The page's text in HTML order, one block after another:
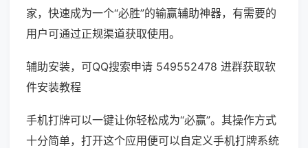
家，快速成为一个“必胜”的输赢辅助神器，有需要的
用户可通过正规渠道获取使用。
辅助安装，可QQ搜索申请 549552478 进群获取软
件安装教程
手机打牌可以一键让你轻松成为“必赢”。其操作方式
十分简单，打开这个应用便可以自定义手机打牌系统